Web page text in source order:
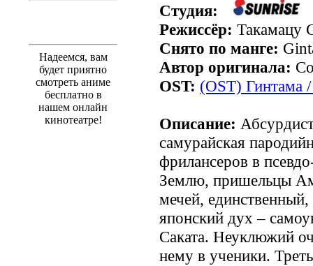
Надеемся, вам
будет приятно
смотреть аниме
бесплатно в
нашем онлайн
кинотеатре!
Студия:
Режиссёр: Такамацу
Снято по манге:
Автор оригинала:
OST: (OST) Гинтама
Описание:
самурайская
фрилансеров в
Землю, пришельцы
мечей,
японский дух –
Саката. Неуклюжий
нему в ученики.